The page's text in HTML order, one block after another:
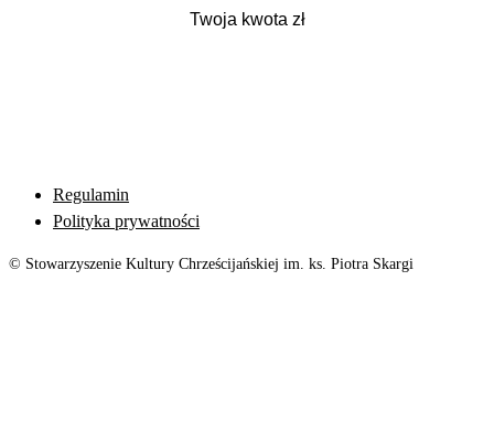
Regulamin
Polityka prywatności
© Stowarzyszenie Kultury Chrześcijańskiej im. ks. Piotra Skargi